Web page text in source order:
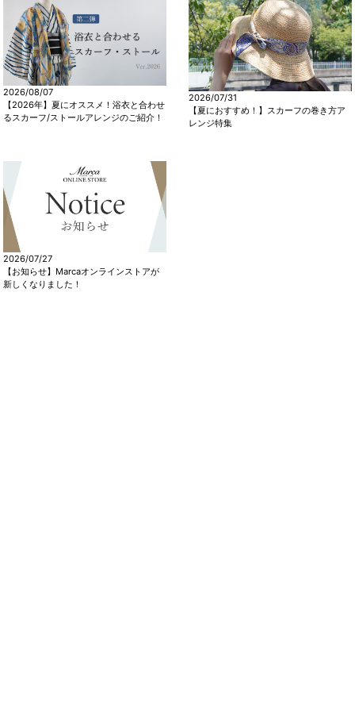
2026/08/07
【2026年】夏にオススメ！浴衣と合わせ
るスカーフ/ストールアレンジのご紹介！
2026/07/31
【夏におすすめ！】スカーフの巻き方ア
レンジ特集
2026/07/27
【お知らせ】Marcaオンラインストアが
新しくなりました！